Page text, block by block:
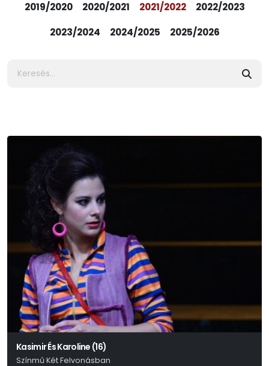
2019/2020
2020/2021 2021/2022
2022/2023
2023/2024
2024/2025 2025/2026
Kasimir És Karoline (16)
Színmű Két Felvonásban